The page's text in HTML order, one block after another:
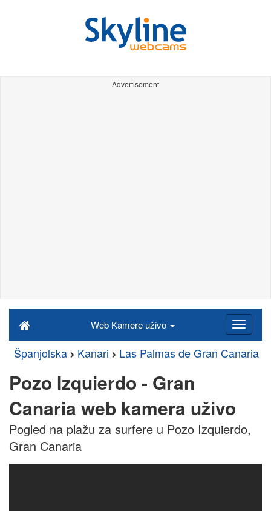
Advertisement
Web Kamere uživo
Španjolska Kanari Las Palmas de Gran Canaria
Pozo Izquierdo - Gran
Canaria web kamera uživo
Pogled na plažu za surfere u Pozo Izquierdo,
Gran Canaria